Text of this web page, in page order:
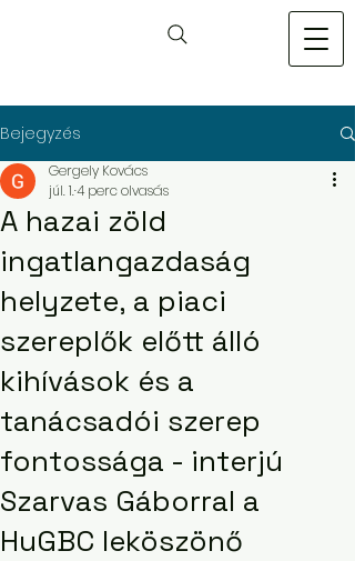
Bejegyzés
A hazai zöld
ingatlangazdaság
helyzete, a piaci
szereplők előtt álló
kihívások és a
tanácsadói szerep
fontossága - interjú
Szarvas Gáborral a
HuGBC leköszönő
Gergely Kovács
júl. 1.4 perc olvasás